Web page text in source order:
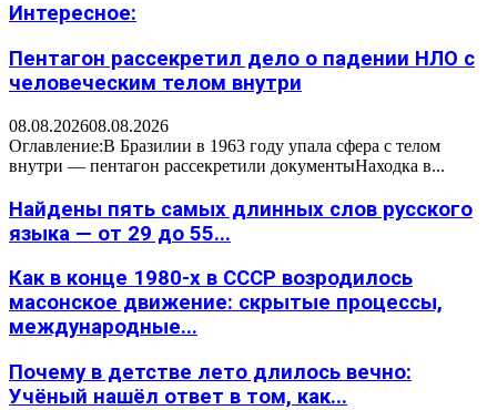
Интересное:
Пентагон рассекретил дело о падении НЛО с
человеческим телом внутри
08.08.202608.08.2026
Оглавление:В Бразилии в 1963 году упала сфера с телом
внутри — пентагон рассекретили документыНаходка в...
Найдены пять самых длинных слов русского
языка — от 29 до 55...
Как в конце 1980-х в СССР возродилось
масонское движение: скрытые процессы,
международные...
Почему в детстве лето длилось вечно:
Учёный нашёл ответ в том, как...